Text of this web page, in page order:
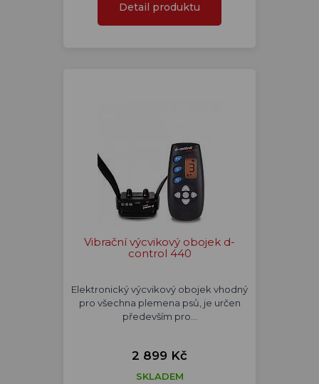
Detail produktu
Vibrační výcvikový obojek d-
control 440
Elektronický výcvikový obojek vhodný
pro všechna plemena psů, je určen
především pro…
2 899 Kč
SKLADEM